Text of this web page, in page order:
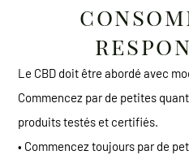
Le CBD doit être abordé avec
Commencez par de petites
produits testés et certifiés.
• Commencez toujours par de